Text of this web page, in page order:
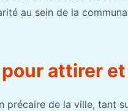
au sein de la
attirer
précaire de la ville, tant